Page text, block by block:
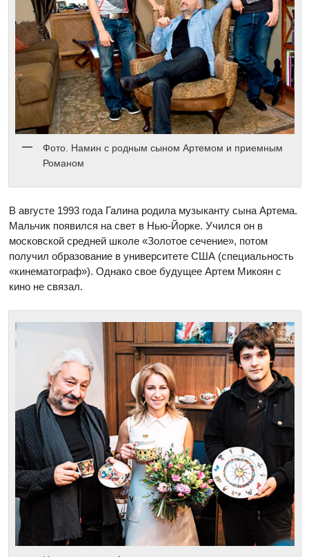
Фото. Намин с родным сыном Артемом и приемным
Романом
В августе 1993 года Галина родила музыканту сына Артема.
Мальчик появился на свет в Нью-Йорке. Учился он в
московской средней школе «Золотое сечение», потом
получил образование в университете США (специальность
«кинематограф»). Однако свое будущее Артем Микоян с
кино не связал.